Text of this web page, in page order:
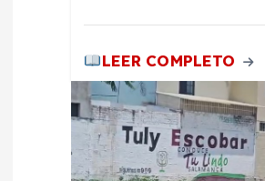
LEER COMPLETO